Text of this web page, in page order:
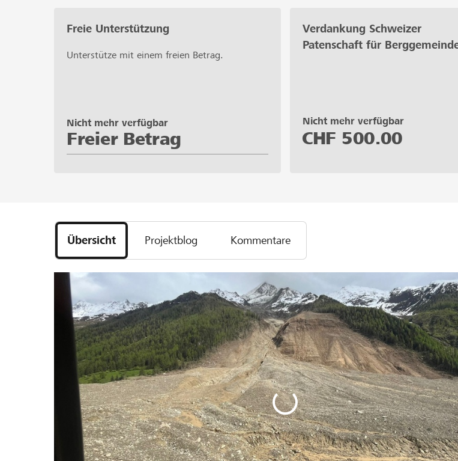
Freie Unterstützung
Unterstütze mit einem freien Betrag.
Freier Betrag
Nicht mehr verfügbar
Verdankung Schweizer
Patenschaft für
Nicht mehr verfügbar
CHF 500.00
Übersicht Projektblog Kommentare